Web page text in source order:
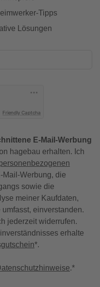
Tipps
Lösungen
Friendly Captcha
E-Mail-Werbung
hagebau erhalten. Ich
Mail-Werbung, die
sowie die
meiner Kaufdaten,
einverstanden.
jederzeit widerrufen.
erhalte
*.
.